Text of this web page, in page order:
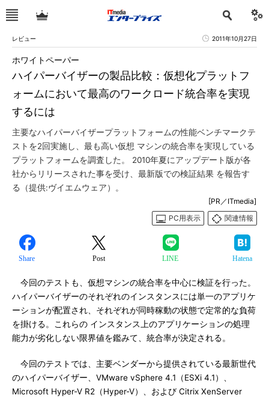
レビュー 2011年10月27日
ハイパーバイザーの製品比較：仮想化プラットフ
ォームにおいて最高のワークロード統合率を実現
するには
ホワイトペーパー
主要なハイパーバイザープラットフォームの性能ベンチマークテ
ストを2回実施し、最も高い仮想 マシンの統合率を実現している
プラットフォームを調査した。 2010年夏にアップデート版が各
社からリリースされた事を受け、最新版での検証結果 を報告す
る（提供:ヴイエムウェア）。
[PR／ITmedia]
PC用表示
関連情報
Share Post LINE Hatena
今回のテストも、仮想マシンの統合率を中心に検証を行った。
ハイパーバイザーのそれぞれのインスタンスには単一のアプリケ
ーションが配置され、それぞれが同時稼動の状態で定常的な負荷
を掛ける。これらの インスタンス上のアプリケーションの処理
能力が劣化しない限界値を鑑みて、統合率が決定される。
今回のテストでは、主要ベンダーから提供されている最新世代
のハイパーバイザー、VMware vSphere 4.1（ESXi 4.1）、
Microsoft Hyper-V R2（Hyper-V）、および Citrix XenServer